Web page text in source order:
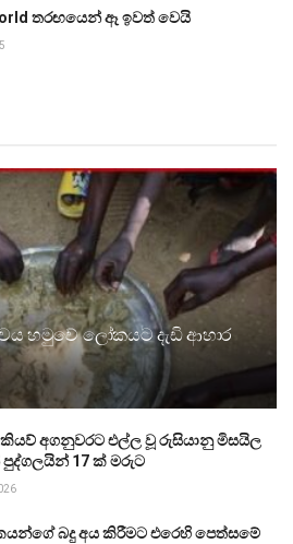
තරඟයෙන් ඈ ඉවත් වෙයි
හමුවේ ලෝකයට දැඩි ආහාර
අගනුවරට එල්ල වූ රුසියානු මිසයිල
පුද්ගලයින් 17 ක් මරුට
බදු අය කිරීමට එරෙහි පෙත්සමේ